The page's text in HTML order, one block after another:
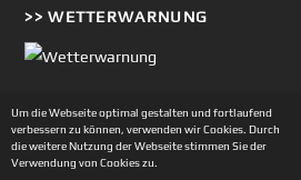
>> WETTERWARNUNG
Copyright © 2002-2026
Um die Webseite optimal gestalten und fortlaufend
verbessern zu können, verwenden wir Cookies. Durch
die weitere Nutzung der Webseite stimmen Sie der
Verwendung von Cookies zu.